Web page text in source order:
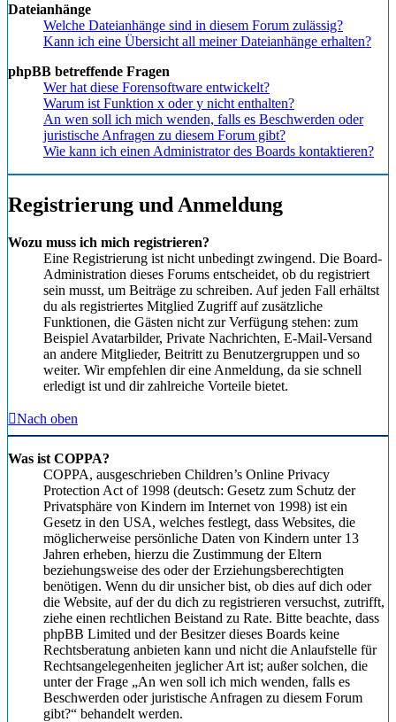
Dateianhänge
Welche Dateianhänge sind in diesem Forum zulässig?
Kann ich eine Übersicht all meiner Dateianhänge erhalten?
phpBB betreffende Fragen
Wer hat diese Forensoftware entwickelt?
Warum ist Funktion x oder y nicht enthalten?
An wen soll ich mich wenden, falls es Beschwerden oder
juristische Anfragen zu diesem Forum gibt?
Wie kann ich einen Administrator des Boards kontaktieren?
Registrierung und Anmeldung
Wozu muss ich mich registrieren?
Eine Registrierung ist nicht unbedingt zwingend. Die Board-
Administration dieses Forums entscheidet, ob du registriert
sein musst, um Beiträge zu schreiben. Auf jeden Fall erhältst
du als registriertes Mitglied Zugriff auf zusätzliche
Funktionen, die Gästen nicht zur Verfügung stehen: zum
Beispiel Avatarbilder, Private Nachrichten, E-Mail-Versand
an andere Mitglieder, Beitritt zu Benutzergruppen und so
weiter. Wir empfehlen dir eine Anmeldung, da sie schnell
erledigt ist und dir zahlreiche Vorteile bietet.
Nach oben
Was ist COPPA?
COPPA, ausgeschrieben Children’s Online Privacy
Protection Act of 1998 (deutsch: Gesetz zum Schutz der
Privatsphäre von Kindern im Internet von 1998) ist ein
Gesetz in den USA, welches festlegt, dass Websites, die
möglicherweise persönliche Daten von Kindern unter 13
Jahren erheben, hierzu die Zustimmung der Eltern
beziehungsweise des oder der Erziehungsberechtigten
benötigen. Wenn du dir unsicher bist, ob dies auf dich oder
die Website, auf der du dich zu registrieren versuchst, zutrifft,
ziehe einen rechtlichen Beistand zu Rate. Bitte beachte, dass
phpBB Limited und der Besitzer dieses Boards keine
Rechtsberatung anbieten kann und nicht die Anlaufstelle für
Rechtsangelegenheiten jeglicher Art ist; außer solchen, die
unter der Frage „An wen soll ich mich wenden, falls es
Beschwerden oder juristische Anfragen zu diesem Forum
gibt?“ behandelt werden.